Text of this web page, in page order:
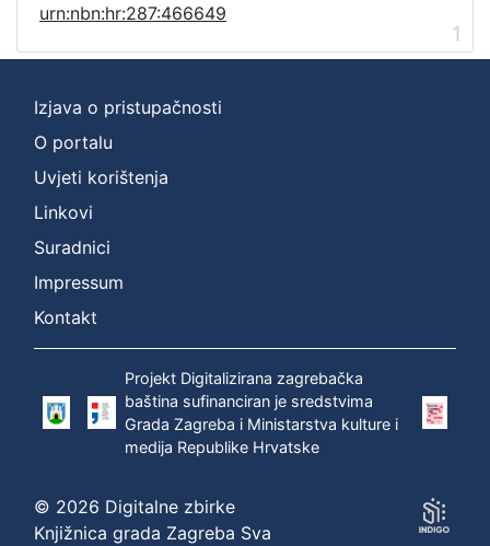
urn:nbn:hr:287:466649
1
Izjava o pristupačnosti
O portalu
Uvjeti korištenja
Linkovi
Suradnici
Impressum
Kontakt
Projekt Digitalizirana zagrebačka
baština sufinanciran je sredstvima
Grada Zagreba i Ministarstva kulture i
medija Republike Hrvatske
© 2026 Digitalne zbirke
Knjižnica grada Zagreba Sva